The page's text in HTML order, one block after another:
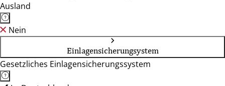
Ausland
Nein
Einlagensicherungsystem
Gesetzliches Einlagensicherungssystem